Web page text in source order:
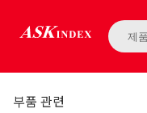
부품 관련